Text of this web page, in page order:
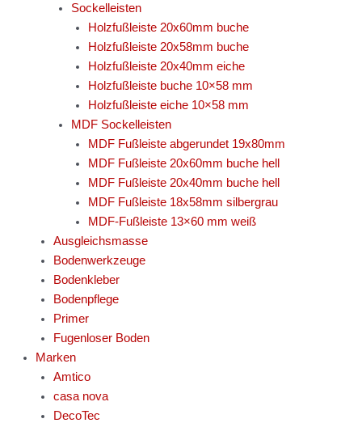
Sockelleisten
Holzfußleiste 20x60mm buche
Holzfußleiste 20x58mm buche
Holzfußleiste 20x40mm eiche
Holzfußleiste buche 10×58 mm
Holzfußleiste eiche 10×58 mm
MDF Sockelleisten
MDF Fußleiste abgerundet 19x80mm
MDF Fußleiste 20x60mm buche hell
MDF Fußleiste 20x40mm buche hell
MDF Fußleiste 18x58mm silbergrau
MDF-Fußleiste 13×60 mm weiß
Ausgleichsmasse
Bodenwerkzeuge
Bodenkleber
Bodenpflege
Primer
Fugenloser Boden
Marken
Amtico
casa nova
DecoTec